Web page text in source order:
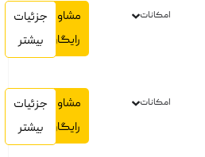
امکانات
مشاوره
رایگان
جزئیات
بیشتر
امکانات
مشاوره
رایگان
جزئیات
بیشتر